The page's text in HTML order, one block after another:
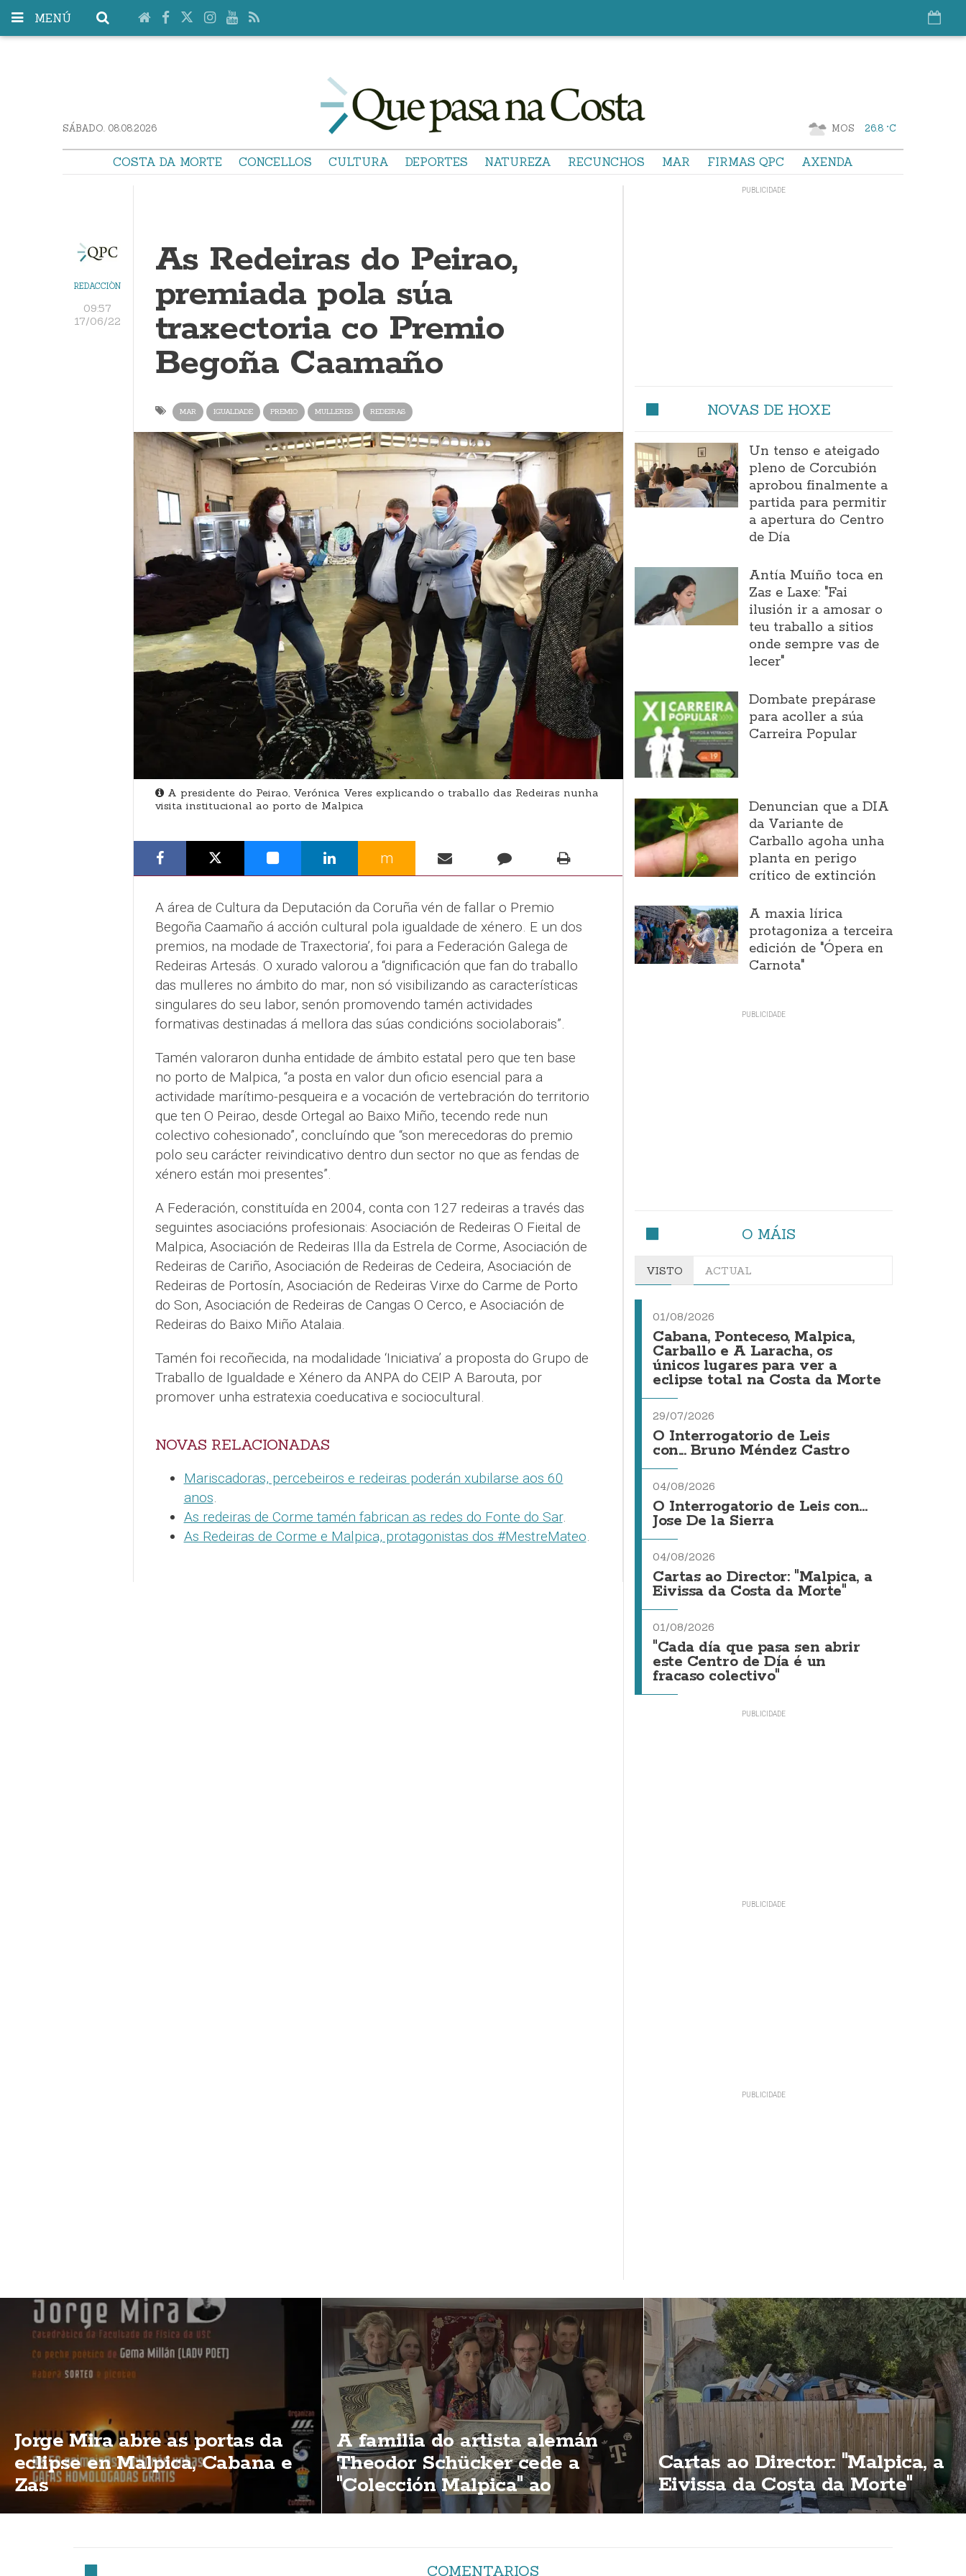
MENÚ
SÁBADO. 08.08.2026 MOS 26.8 °C
COSTA DA MORTE CONCELLOS CULTURA DEPORTES NATUREZA RECUNCHOS MAR FIRMAS QPC AXENDA
REDACCIÓN
09:57
17/06/22
As Redeiras do Peirao,
premiada pola súa
traxectoria co Premio
Begoña Caamaño
MAR IGUALDADE PREMIO MULLERES REDEIRAS
A presidente do Peirao, Verónica Veres explicando o traballo das Redeiras nunha
visita institucional ao porto de Malpica
m
A área de Cultura da Deputación da Coruña vén de fallar o Premio
Begoña Caamaño á acción cultural pola igualdade de xénero. E un dos
premios, na modade de Traxectoria’, foi para a Federación Galega de
Redeiras Artesás. O xurado valorou a “dignificación que fan do traballo
das mulleres no ámbito do mar, non só visibilizando as características
singulares do seu labor, senón promovendo tamén actividades
formativas destinadas á mellora das súas condicións sociolaborais”.
Tamén valoraron dunha entidade de ámbito estatal pero que ten base
no porto de Malpica, “a posta en valor dun oficio esencial para a
actividade marítimo-pesqueira e a vocación de vertebración do territorio
que ten O Peirao, desde Ortegal ao Baixo Miño, tecendo rede nun
colectivo cohesionado”, concluíndo que “son merecedoras do premio
polo seu carácter reivindicativo dentro dun sector no que as fendas de
xénero están moi presentes”.
A Federación, constituída en 2004, conta con 127 redeiras a través das
seguintes asociacións profesionais: Asociación de Redeiras O Fieital de
Malpica, Asociación de Redeiras Illa da Estrela de Corme, Asociación de
Redeiras de Cariño, Asociación de Redeiras de Cedeira, Asociación de
Redeiras de Portosín, Asociación de Redeiras Virxe do Carme de Porto
do Son, Asociación de Redeiras de Cangas O Cerco, e Asociación de
Redeiras do Baixo Miño Atalaia.
Tamén foi recoñecida, na modalidade ‘Iniciativa’ a proposta do Grupo de
Traballo de Igualdade e Xénero da ANPA do CEIP A Barouta, por
promover unha estratexia coeducativa e sociocultural.
NOVAS RELACIONADAS
Mariscadoras, percebeiros e redeiras poderán xubilarse aos 60
anos.
As redeiras de Corme tamén fabrican as redes do Fonte do Sar.
As Redeiras de Corme e Malpica, protagonistas dos #MestreMateo.
NOVAS DE HOXE
Un tenso e ateigado
pleno de Corcubión
aprobou finalmente a
partida para permitir
a apertura do Centro
de Día
Antía Muíño toca en
Zas e Laxe: "Fai
ilusión ir a amosar o
teu traballo a sitios
onde sempre vas de
lecer"
Dombate prepárase
para acoller a súa
Carreira Popular
Denuncian que a DIA
da Variante de
Carballo agoha unha
planta en perigo
crítico de extinción
A maxia lírica
protagoniza a terceira
edición de "Ópera en
Carnota"
O MÁIS
VISTO ACTUAL
01/08/2026
Cabana, Ponteceso, Malpica,
Carballo e A Laracha, os
únicos lugares para ver a
eclipse total na Costa da Morte
29/07/2026
O Interrogatorio de Leis
con... Bruno Méndez Castro
04/08/2026
O Interrogatorio de Leis con...
Jose De la Sierra
04/08/2026
Cartas ao Director: "Malpica, a
Eivissa da Costa da Morte"
01/08/2026
"Cada día que pasa sen abrir
este Centro de Día é un
fracaso colectivo"
Jorge Mira abre as portas da
eclipse en Malpica, Cabana e
Zas
A familia do artista alemán
Theodor Schücker cede a
"Colección Malpica" ao
concello malpicán
Cartas ao Director: "Malpica, a
Eivissa da Costa da Morte"
COMENTARIOS